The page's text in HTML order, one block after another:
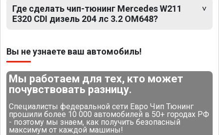
Где сделать чип-тюнинг Mercedes W211
E320 CDI дизель 204 лс 3.2 OM648?
Вы не узнаете ваш автомобиль!
Мы работаем для тех, кто может
почувствовать разницу.
Специалисты федеральной сети Евро Чип Тюнинг
прошили более 10 000 автомобилей в 50+ городах РФ
- поэтому мы знаем, как получить безопасный
максимум от каждой машины!